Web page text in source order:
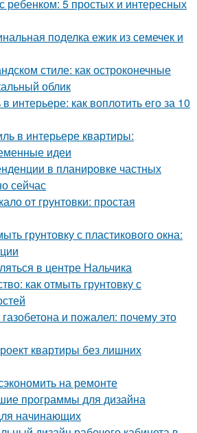
ребенком: 5 простых и интересных
поделка ежик из семечек и
стиле: как остроконечные
облик
интерьере: как воплотить его за 10
в интерьере квартиры:
идеи
в планировке частных
сейчас
от грунтовки: простая
грунтовку с пластикового окна:
в центре Нальчика
как отмыть грунтовку с
и пожалел: почему это
квартиры без лишних
на ремонте
программы для дизайна
начинающих